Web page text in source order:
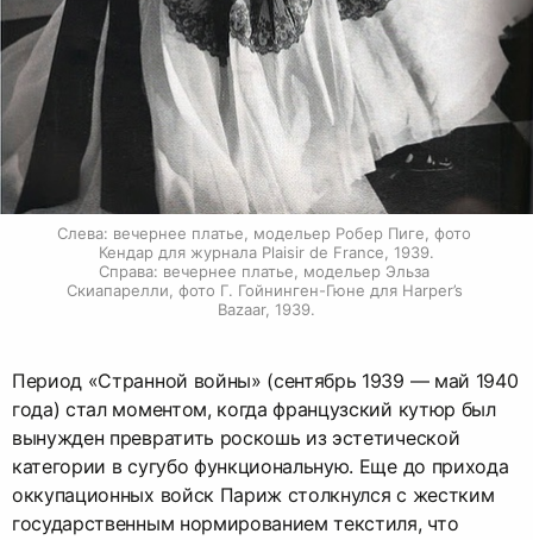
Слева: вечернее платье, модельер Робер Пиге, фото
Кендар для журнала Plaisir de France, 1939.
Справа: вечернее платье, модельер Эльза
Скиапарелли, фото Г. Гойнинген-Гюне для Harper’s
Bazaar, 1939.
Период «Странной войны» (сентябрь 1939 — май 1940
года) стал моментом, когда французский кутюр был
вынужден превратить роскошь из эстетической
категории в сугубо функциональную. Еще до прихода
оккупационных войск Париж столкнулся с жестким
государственным нормированием текстиля, что